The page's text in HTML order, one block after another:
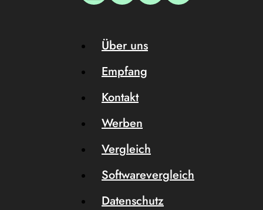
Über uns
Empfang
Kontakt
Werben
Vergleich
Softwarevergleich
Datenschutz